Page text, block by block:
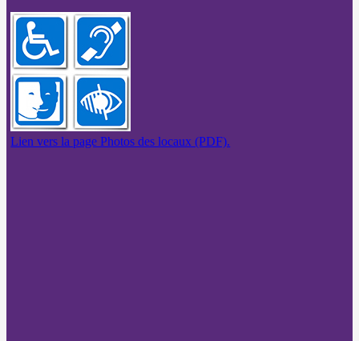
Lien vers la page Photos des locaux (PDF).